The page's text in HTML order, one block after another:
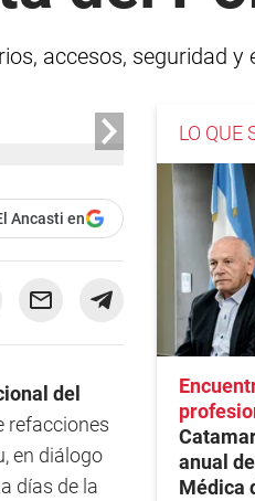
accesos, seguridad y
Ancasti en
del
refacciones
en diálogo
días de la
LO QUE
anual
Médica